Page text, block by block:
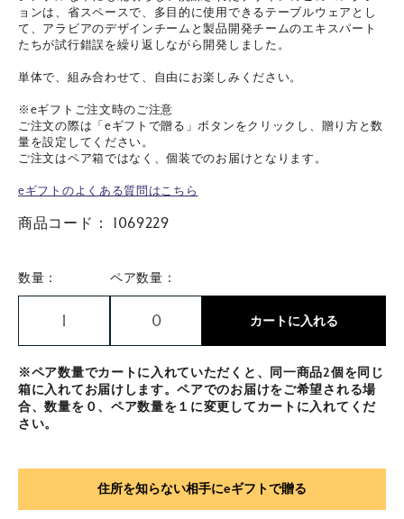
ョンは、省スペースで、多目的に使用できるテーブルウェアとし
て、アラビアのデザインチームと製品開発チームのエキスパート
たちが試行錯誤を繰り返しながら開発しました。
単体で、組み合わせて、自由にお楽しみください。
※eギフトご注文時のご注意
ご注文の際は「eギフトで贈る」ボタンをクリックし、贈り方と数
量を設定してください。
ご注文はペア箱ではなく、個装でのお届けとなります。
eギフトのよくある質問はこちら
商品コード： 1069229
数量： ペア数量：
カートに入れる
※ペア数量でカートに入れていただくと、同一商品2個を同じ
箱に入れてお届けします。ペアでのお届けをご希望される場
合、数量を０、ペア数量を１に変更してカートに入れてくだ
さい。